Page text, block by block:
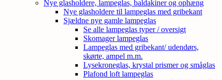
Nye glasholdere, lampeglas, baldakiner og ophæng
Nye glasholdere til lampeglas med gribekant
Sjældne nye gamle lampeglas
Se alle lampeglas typer / oversigt
Skomager lampeglas
Lampeglas med gribekant/ udendørs,
skørte, ampel m.m.
Lysekroneglas, krystal prismer og småglas
Plafond loft lampeglas